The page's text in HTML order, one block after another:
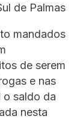
de Palmas
mandados
de serem
e nas
o saldo da
nesta